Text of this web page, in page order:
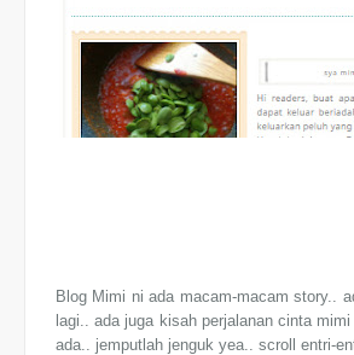
Blog Mimi ni ada macam-macam story..
lagi.. ada juga kisah perjalanan cinta
ada.. jemputlah jenguk yea.. scroll entri-